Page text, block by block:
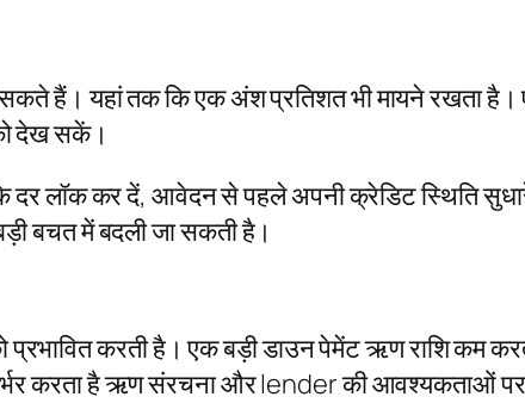
सकते हैं। यहां तक कि एक अंश प्रतिशत भी मायने
देख सकें।
दर लॉक कर दें, आवेदन से पहले अपनी क्रेडिट स्थिति
बचत में बदली जा सकती है।
करती है। एक बड़ी डाउन पेमेंट ऋण राशि कम
करता है ऋण संरचना और lender की आवश्यकताओं